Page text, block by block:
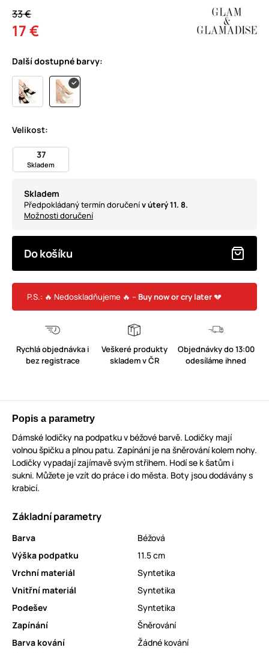
33 €
17 €
Další dostupné barvy:
Velikost:
37
Skladem
Skladem
Předpokládaný termín doručenív úterý 11. 8.
Možnosti doručení
Do košíku
P.S.: 🔥 Nedoskladňujeme 🔥 – Buy now or cry later💔
Rychlá objednávka i
bez registrace
Veškeré produkty
skladem v ČR
Objednávky do 13:00
odesíláme ihned
Popis a parametry
Dámské lodičky na podpatku v béžové barvě. Lodičky mají
volnou špičku a plnou patu. Zapínání je na šněrování kolem nohy.
Lodičky vypadají zajímavě svým střihem. Hodí se k šatům i
sukni. Můžete je vzít do práce i do města. Boty jsou dodávány s
krabicí.
Základní parametry
Barva
Béžová
Výška podpatku
11.5 cm
Vrchní materiál
Syntetika
Vnitřní materiál
Syntetika
Podešev
Syntetika
Zapínání
Šněrování
Barva kování
Žádné kování